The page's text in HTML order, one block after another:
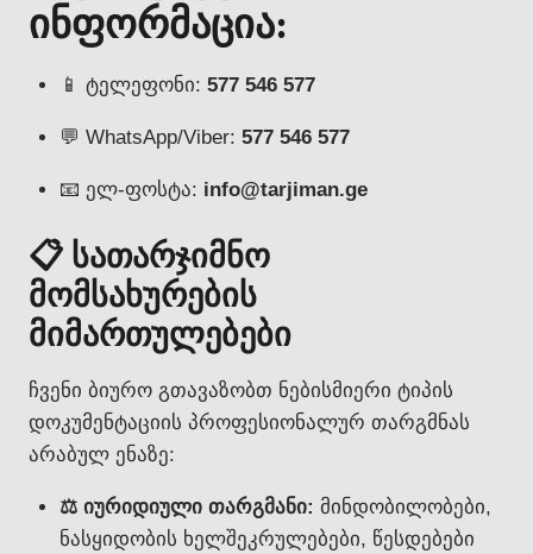
ინფორმაცია:
📱 ტელეფონი: 577 546 577
💬 WhatsApp/Viber: 577 546 577
📧 ელ-ფოსტა: info@tarjiman.ge
📋 სათარჯიმნო
მომსახურების
მიმართულებები
ჩვენი ბიურო გთავაზობთ ნებისმიერი ტიპის
დოკუმენტაციის პროფესიონალურ თარგმნას
არაბულ ენაზე:
⚖️ იურიდიული თარგმანი: მინდობილობები,
ნასყიდობის ხელშეკრულებები, წესდებები